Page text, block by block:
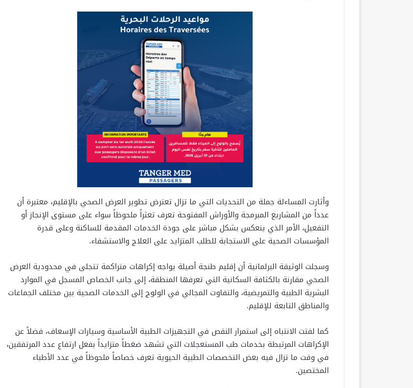
وأثارت المساءلة جملة من التحديات التي ما تزال تعترض تطوير العرض الصحي بالإقليم، معتبرة أن
عدداً من المشاريع المبرمجة والأوراش المفتوحة تعرف تعثراً ملحوظاً سواء على مستوى الإنجاز أو
التفعيل، الأمر الذي ينعكس بشكل مباشر على جودة الخدمات المقدمة للساكنة وعلى قدرة
المؤسسات الصحية على الاستجابة للطلب المتزايد على العلاج والاستشفاء.
وسجلت الوثيقة البرلمانية أن إقليم طنجة أصيلة يواجه إكراهات متراكمة تتجلى في محدودية العرض
الصحي مقارنة بالكثافة السكانية التي تعرفها المنطقة، إلى جانب الخصاص المسجل في الموارد
البشرية الطبية والتمريضية، والتفاوت المجالي في الولوج إلى الخدمات الصحية بين مختلف الجماعات
والمناطق التابعة للإقليم.
كما لفتت الانتباه إلى استمرار النقص في التجهيزات الطبية الأساسية وسيارات الإسعاف، فضلاً عن
الإكراهات المرتبطة بخدمات طب المستعجلات التي تشهد ضغطاً متزايداً بفعل ارتفاع عدد المرتفقين،
في وقت ما تزال فيه بعض التخصصات الطبية الحيوية تعرف خصاصاً ملحوظاً في عدد الأطباء
المختصين.